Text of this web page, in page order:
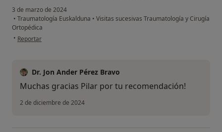
3 de marzo de 2024
• Traumatología Euskalduna • Visitas sucesivas Traumatología y Cirugía
Ortopédica
• en opinión del usuario María del Pilar Redondo
Reportar
Dr. Jon Ander Pérez Bravo
Muchas gracias Pilar por tu recomendación!
2 de diciembre de 2024